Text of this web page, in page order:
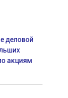
деловой
акциям